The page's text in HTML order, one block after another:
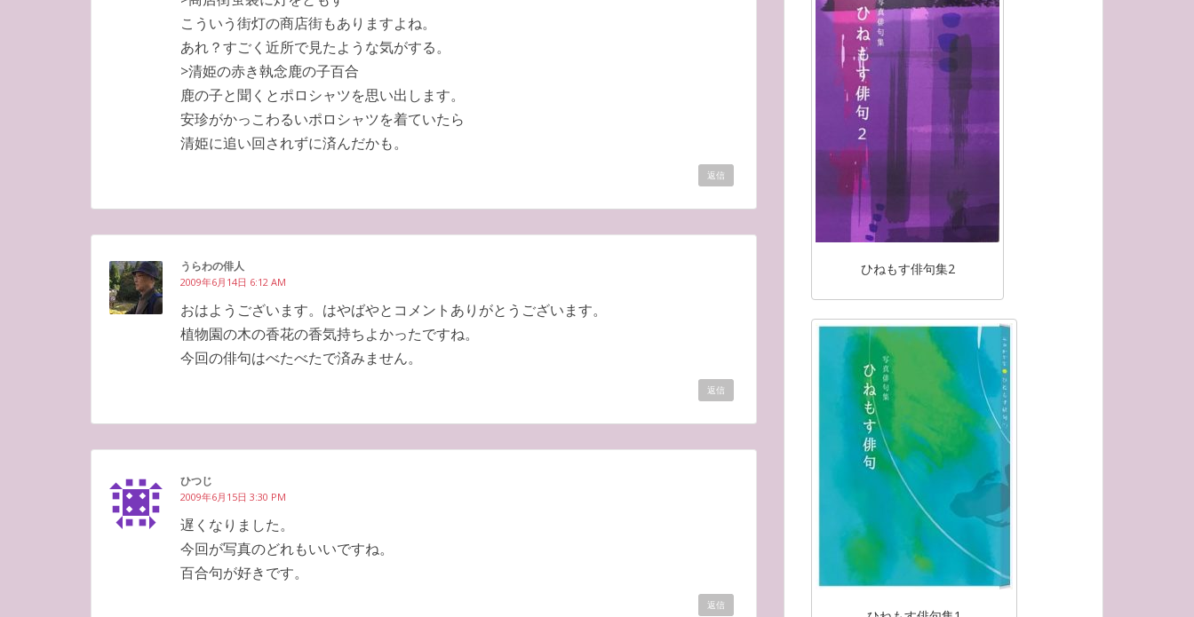
こういう街灯の商店街もありますよね。
あれ？すごく近所で見たような気がする。
>清姫の赤き執念鹿の子百合
鹿の子と聞くとポロシャツを思い出します。
安珍がかっこわるいポロシャツを着ていたら
清姫に追い回されずに済んだかも。
返信
うらわの俳人
2009年6月14日 6:12 AM
おはようございます。はやばやとコメントありがとうございます。
植物園の木の香花の香気持ちよかったですね。
今回の俳句はべたべたで済みません。
返信
ひつじ
2009年6月15日 3:30 PM
遅くなりました。
今回が写真のどれもいいですね。
百合句が好きです。
返信
ひねもす俳句集2